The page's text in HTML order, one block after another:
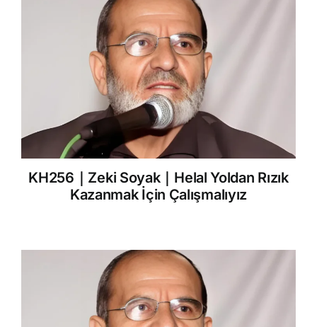
KH256｜Zeki Soyak｜Helal Yoldan Rızık
Kazanmak İçin Çalışmalıyız